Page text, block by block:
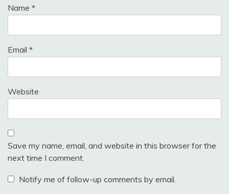
Name *
Email *
Website
Save my name, email, and website in this browser for the
next time I comment.
Notify me of follow-up comments by email.